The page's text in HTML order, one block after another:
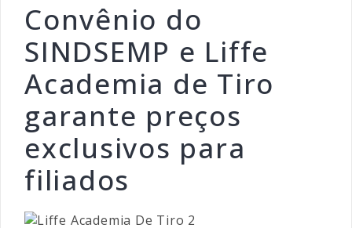
Convênio do
SINDSEMP e Liffe
Academia de Tiro
garante preços
exclusivos para
filiados